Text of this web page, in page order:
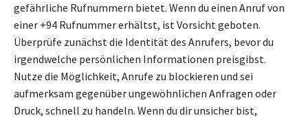
gefährliche Rufnummern bietet. Wenn du einen Anruf von
einer +94 Rufnummer erhältst, ist Vorsicht geboten.
Überprüfe zunächst die Identität des Anrufers, bevor du
irgendwelche persönlichen Informationen preisgibst.
Nutze die Möglichkeit, Anrufe zu blockieren und sei
aufmerksam gegenüber ungewöhnlichen Anfragen oder
Druck, schnell zu handeln. Wenn du dir unsicher bist,